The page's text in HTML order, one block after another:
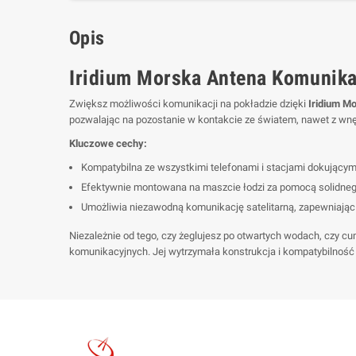
Opis
Iridium Morska Antena
Zwiększ możliwości komunikacji na pokładzie dzięki Iridium
pozwalając na pozostanie w kontakcie ze światem, nawet z
Kluczowe cechy:
Kompatybilna ze wszystkimi telefonami i stacjami
Efektywnie montowana na maszcie łodzi za pomocą
Umożliwia niezawodną komunikację satelitarną,
Niezależnie od tego, czy żeglujesz po otwartych wodach, czy
komunikacyjnych. Jej wytrzymała konstrukcja i